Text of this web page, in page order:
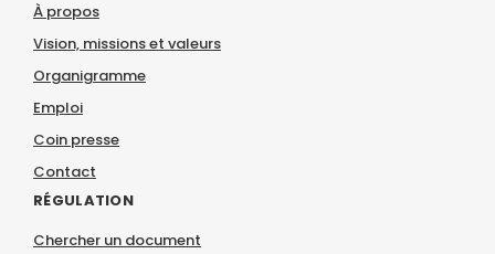
À propos
Vision, missions et valeurs
Organigramme
Emploi
Coin presse
Contact
RÉGULATION
Chercher un document